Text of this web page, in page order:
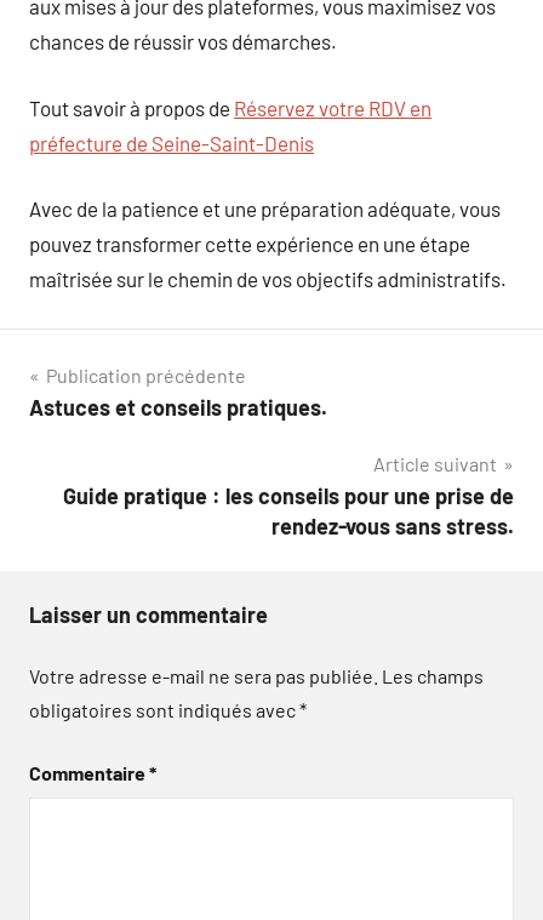
aux mises à jour des plateformes, vous maximisez vos
chances de réussir vos démarches.
Tout savoir à propos de Réservez votre RDV en
préfecture de Seine-Saint-Denis
Avec de la patience et une préparation adéquate, vous
pouvez transformer cette expérience en une étape
maîtrisée sur le chemin de vos objectifs administratifs.
Navigation
de
Publication précédente
Astuces et conseils pratiques.
Article suivant
Guide pratique : les conseils pour une prise de
rendez-vous sans stress.
Laisser un commentaire
Votre adresse e-mail ne sera pas publiée. Les champs
obligatoires sont indiqués avec*
Commentaire*